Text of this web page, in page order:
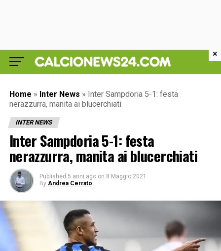
Home » Inter News » Inter Sampdoria 5-1: festa
nerazzurra, manita ai blucerchiati
INTER NEWS
Inter Sampdoria 5-1: festa
nerazzurra, manita ai blucerchiati
Published 5 anni ago on 8 Maggio 2021
By Andrea Cerrato
×